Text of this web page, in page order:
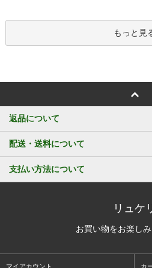
もっと見
返品について
配送・送料について
支払い方法について
リュケ
お買い物をお楽しみ
マイアカウント カ